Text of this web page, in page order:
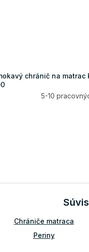
chránič na matrac
5-10
Chrániče matraca
Periny